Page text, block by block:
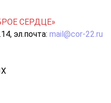
СЕРДЦЕ»
эл.почта: mail@cor-22.ru